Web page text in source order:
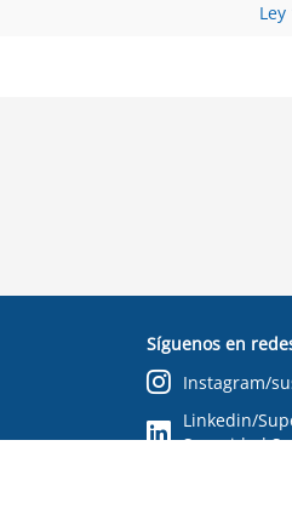
Ley
Síguenos en
Instagram/
Linkedin/
Seguridad